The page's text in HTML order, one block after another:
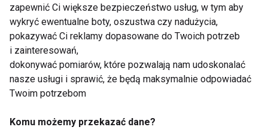
Pilates przy ścianie -
zalety
Kiedyś fitness to był
głównie callanetics,
Pokaż więcej
zapewnić Ci większe bezpieczeństwo usług, w tym aby
wykryć ewentualne boty, oszustwa czy nadużycia,
pokazywać Ci reklamy dopasowane do Twoich potrzeb
i zainteresowań,
dokonywać pomiarów, które pozwalają nam udoskonalać
nasze usługi i sprawić, że będą maksymalnie odpowiadać
Twoim potrzebom
Komu możemy przekazać dane?